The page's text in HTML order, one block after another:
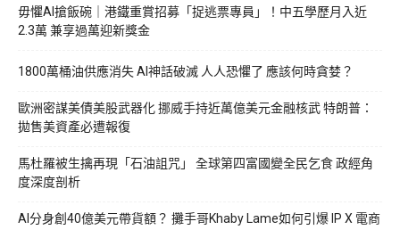
毋懼AI搶飯碗｜港鐵重賞招募「捉逃票專員」！中五學歷月入近
2.3萬 兼享過萬迎新獎金
1800萬桶油供應消失 AI神話破滅 人人恐懼了 應該何時貪婪？
歐洲密謀美債美股武器化 挪威手持近萬億美元金融核武 特朗普：
拋售美資產必遭報復
馬杜羅被生擒再現「石油詛咒」 全球第四富國變全民乞食 政經角
度深度剖析
AI分身創40億美元帶貨額？ 攤手哥Khaby Lame如何引爆 IP X 電商